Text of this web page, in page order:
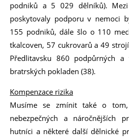
podniků a 5 029 dělníků).
poskytovaly podporu v nemoci
155 podniků, dále šlo o 110
tkalcoven, 57 cukrovarů a 49
Předlitavsku 860 podpůrných
bratrských pokladen (38).
Kompenzace rizika
Musíme se zmínit také o
nebezpečných a náročnějších
hutníci a některé další dělnické